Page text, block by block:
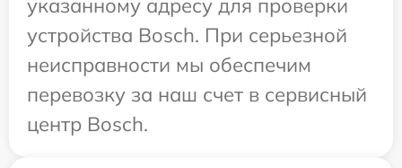
указанному адресу для проверки
устройства Bosch. При серьезной
неисправности мы обеспечим
перевозку за наш счет в сервисный
центр Bosch.